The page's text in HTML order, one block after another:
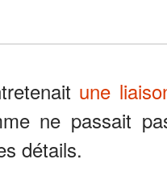
une
ne passait
détails.